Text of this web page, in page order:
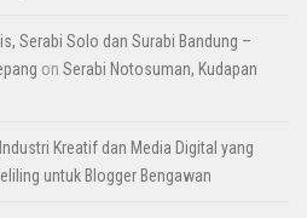
Serabi Solo dan Surabi Bandung –
on Serabi Notosuman, Kudapan
Kreatif dan Media Digital yang
untuk Blogger Bengawan